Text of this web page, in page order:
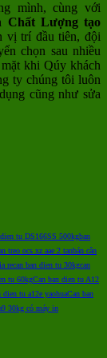
mình, cùng với
Chất Lượng tạo
vị trí đầu tiên, đội
chọn sau nhiều
khi Qúy khách
ty chúng tôi luôn
cũng như sửa
tu DS166SS 500kgban
treo ocs xz aae 2 tanbán cân
recan ban dien tu 30kgcan
tu 60kgCan ban dien tu A12
dien tu a12e yaohuaCan ban
30kg có máy in